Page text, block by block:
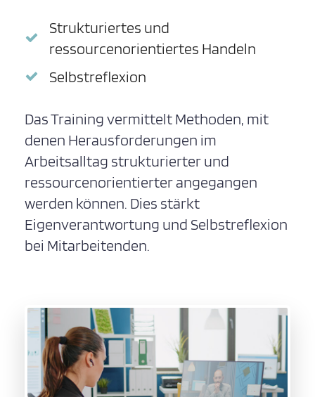
Strukturiertes und
ressourcenorientiertes Handeln
Selbstreflexion
Das Training vermittelt Methoden, mit
denen Herausforderungen im
Arbeitsalltag strukturierter und
ressourcenorientierter angegangen
werden können. Dies stärkt
Eigenverantwortung und Selbstreflexion
bei Mitarbeitenden.